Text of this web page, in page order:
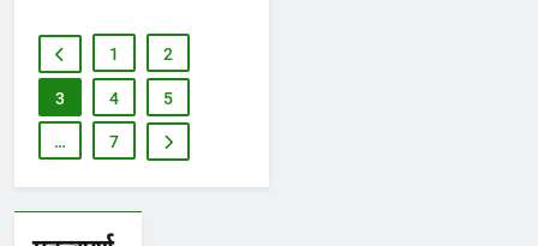
1 2
3 4 5
… 7